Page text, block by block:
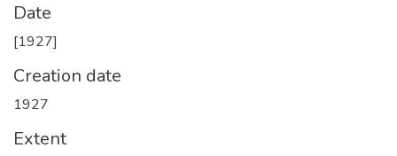
Date
[1927]
Creation date
1927
Extent